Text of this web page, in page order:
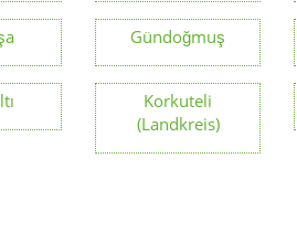
Gündoğmuş
Korkuteli
(Landkreis)